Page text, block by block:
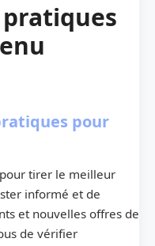
pratiques
pour
pour tirer le meilleur
informé et de
et nouvelles offres de
de vérifier